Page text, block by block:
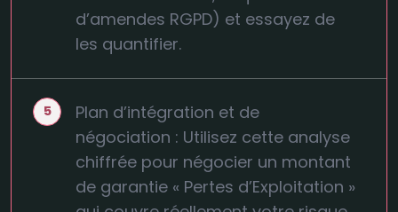
d’amendes RGPD) et essayez de
les quantifier.
Plan d’intégration et de
négociation : Utilisez cette analyse
chiffrée pour négocier un montant
de garantie « Pertes d’Exploitation »